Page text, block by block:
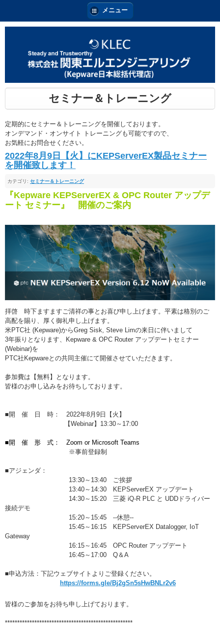
メニュー
セミナー＆トレーニング
定期的にセミナー＆トレーニングを開催しております。
オンデマンド・オンサイト トレーニングも可能ですので、
お気軽にお問合せください。
2022年8月9日【火】にKEPServerEX製品セミナー
を開催致します！
カテゴリ: セミナー＆トレーニング
『Kepware KEPServerEX & OPC Router アップデ
ート セミナー』 開催のご案内
拝啓 時下ますますご清祥の事とお喜び申し上げます。平素は格別のご
高配を賜り、厚く御礼申し上げます。
米PTC社 (Kepware)からGreg Sisk, Steve Limの来日に伴いまして
3年振りとなります、Kepware & OPC Router アップデートセミナー
(Webinar)を
PTC社Kepwareとの共同主催にて開催させていただきます。
参加費は【無料】となります。
皆様のお申し込みをお待ちしております。
■開 催 日 時： 2022年8月9日【火】
【Webinar】13:30～17:00
■開 催 形 式： Zoom or Microsoft Teams
※事前登録制
■アジェンダ：
13:30～13:40 ご挨拶
13:40～14:30 KEPServerEX アップデート
14:30～15:20 三菱 iQ-R PLC と UDDドライバー
接続デモ
15:20～15:45 --休憩--
15:45～16:15 KEPServerEX Datalogger, IoT
Gateway
16:15～16:45 OPC Router アップデート
16:45～17:00 Q＆A
■申込方法：下記ウェブサイトよりご登録ください。
https://forms.gle/Bj2gSn5sHwBNLr2v6
皆様のご参加をお待ち申し上げております。
****************************************************